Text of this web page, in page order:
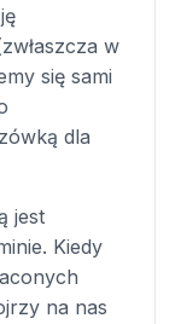
w
się sami
dla
jest
Kiedy
na nas